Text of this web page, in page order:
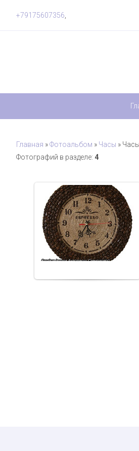
+79175607356
Главная »Фотоальбом » Часы »
Фотографий в разделе: 4
20.09.2017
Часы из кофейных зерен ручной
работы
from_korolev